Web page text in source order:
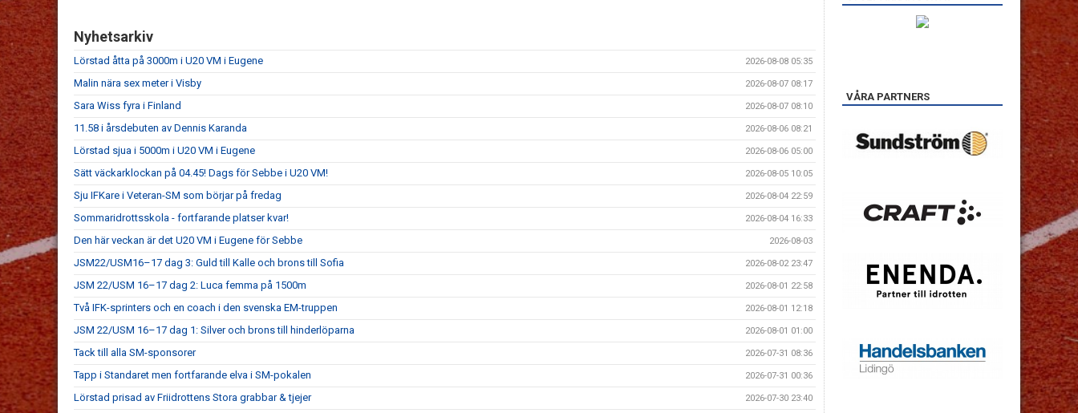
Nyhetsarkiv
Lörstad åtta på 3000m i U20 VM i Eugene 2026-08-08 05:35
Malin nära sex meter i Visby 2026-08-07 08:17
Sara Wiss fyra i Finland 2026-08-07 08:10
11.58 i årsdebuten av Dennis Karanda 2026-08-06 08:21
Lörstad sjua i 5000m i U20 VM i Eugene 2026-08-06 05:00
Sätt väckarklockan på 04.45! Dags för Sebbe i U20 VM! 2026-08-05 10:05
Sju IFKare i Veteran-SM som börjar på fredag 2026-08-04 22:59
Sommaridrottsskola - fortfarande platser kvar! 2026-08-04 16:33
Den här veckan är det U20 VM i Eugene för Sebbe 2026-08-03
JSM22/USM16–17 dag 3: Guld till Kalle och brons till Sofia 2026-08-02 23:47
JSM 22/USM 16–17 dag 2: Luca femma på 1500m 2026-08-01 22:58
Två IFK-sprinters och en coach i den svenska EM-truppen 2026-08-01 12:18
JSM 22/USM 16–17 dag 1: Silver och brons till hinderlöparna 2026-08-01 01:00
Tack till alla SM-sponsorer 2026-07-31 08:36
Tapp i Standaret men fortfarande elva i SM-pokalen 2026-07-31 00:36
Lörstad prisad av Friidrottens Stora grabbar & tjejer 2026-07-30 23:40
VÅRA PARTNERS